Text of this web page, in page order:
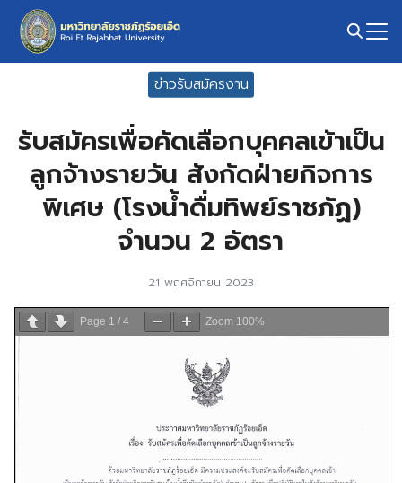
Skip
content
ข่าวรับสมัครงาน
รับสมัครเพื่อคัดเลือกบุคคลเข้าเป็น
ลูกจ้างรายวัน สังกัดฝ่ายกิจการ
พิเศษ (โรงน้ำดื่มทิพย์ราชภัฏ)
จำนวน 2 อัตรา
21 พฤศจิกายน 2023
Page 1 / 4 Zoom 100%